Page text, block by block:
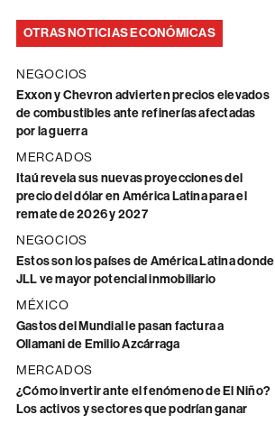
OTRAS NOTICIAS ECONÓMICAS
NEGOCIOS
Exxon y Chevron advierten precios elevados
de combustibles ante refinerías afectadas
por la guerra
MERCADOS
Itaú revela sus nuevas proyecciones del
precio del dólar en América Latina para el
remate de 2026 y 2027
NEGOCIOS
Estos son los países de América Latina donde
JLL ve mayor potencial inmobiliario
MÉXICO
Gastos del Mundial le pasan factura a
Ollamani de Emilio Azcárraga
MERCADOS
¿Cómo invertir ante el fenómeno de El Niño?
Los activos y sectores que podrían ganar